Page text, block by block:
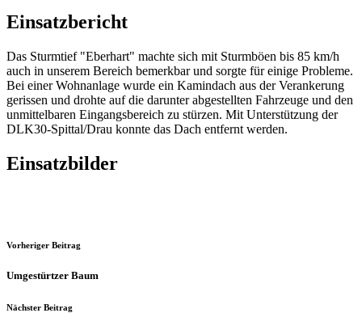
Einsatzbericht
Das Sturmtief "Eberhart" machte sich mit Sturmböen bis 85 km/h
auch in unserem Bereich bemerkbar und sorgte für einige Probleme.
Bei einer Wohnanlage wurde ein Kamindach aus der Verankerung
gerissen und drohte auf die darunter abgestellten Fahrzeuge und den
unmittelbaren Eingangsbereich zu stürzen. Mit Unterstützung der
DLK30-Spittal/Drau konnte das Dach entfernt werden.
Einsatzbilder
Vorheriger Beitrag
Umgestürtzer Baum
Nächster Beitrag